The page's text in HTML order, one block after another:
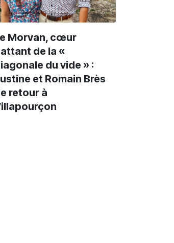
Morvan, cœur
de la «
du vide » :
et Romain Brès
retour à